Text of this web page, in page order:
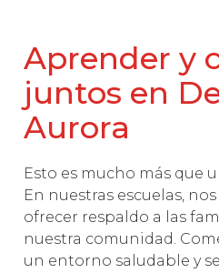
Aprender y
juntos en
Aurora
Esto es mucho más que
En nuestras escuelas,
ofrecer respaldo a las
nuestra comunidad.
un entorno saludable y